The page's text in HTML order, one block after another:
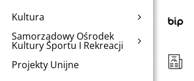
Kultura
Samorządowy Ośrodek
Kultury Sportu I Rekreacji
Projekty Unijne